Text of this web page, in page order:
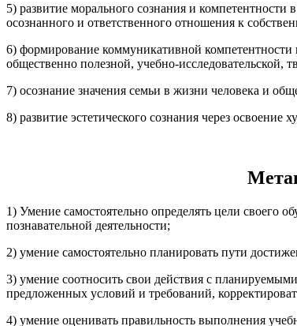
5) развитие морального сознания и
осознанного и ответственного отношения к
6) формирование коммуникативной компетентности
общественно полезной, учебно-исследовательской,
7) осознание значения семьи в жизни человека и
8) развитие эстетического сознания через освоение
1) Умение самостоятельно определять цели своего
познавательной деятельности;
2) умение самостоятельно планировать пути
3) умение соотносить свои действия с
предложенных условий и требований,
4) умение оценивать правильность выполнения